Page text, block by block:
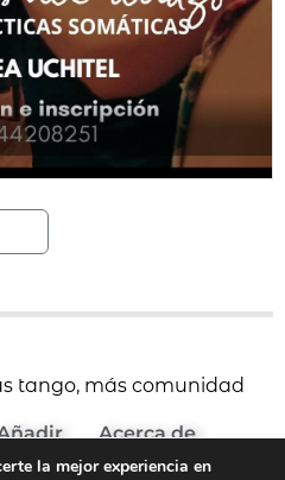
tango, más comunidad
Acerca de
del Tango
la mejor experiencia en